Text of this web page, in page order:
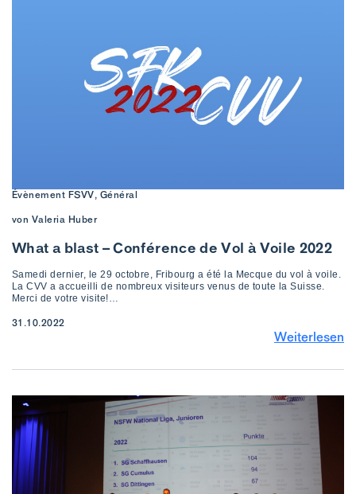
Évènement FSVV, Général
von Valeria Huber
What a blast – Conférence de Vol à Voile 2022
Samedi dernier, le 29 octobre, Fribourg a été la Mecque du vol à voile.
La CVV a accueilli de nombreux visiteurs venus de toute la Suisse.
Merci de votre visite!…
31.10.2022
Weiterlesen